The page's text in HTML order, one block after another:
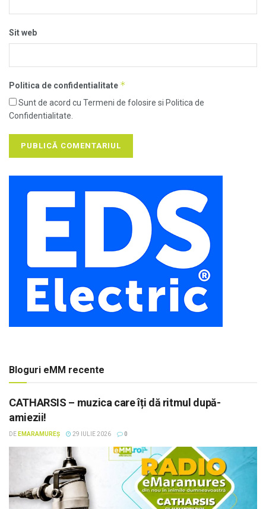
Sit web
Politica de confidentialitate *
Sunt de acord cu Termeni de folosire si Politica de
Confidentialitate.
Bloguri eMM recente
CATHARSIS – muzica care îți dă ritmul după-
amiezii!
DE EMARAMUREȘ 29 IULIE 2026 0